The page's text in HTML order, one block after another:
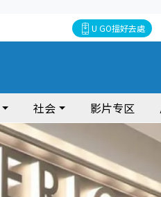
U GO搵好去處
社会 影片专区